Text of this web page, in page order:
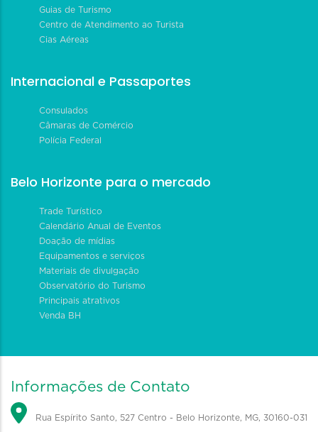
Guias de Turismo
Centro de Atendimento ao Turista
Cias Aéreas
Internacional e Passaportes
Consulados
Câmaras de Comércio
Polícia Federal
Belo Horizonte para o mercado
Trade Turístico
Calendário Anual de Eventos
Doação de mídias
Equipamentos e serviços
Materiais de divulgação
Observatório do Turismo
Principais atrativos
Venda BH
Informações de Contato
Rua Espírito Santo, 527 Centro - Belo Horizonte, MG, 30160-031